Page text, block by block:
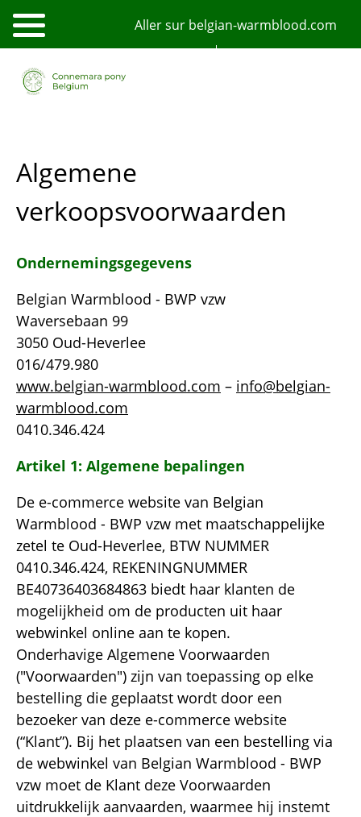
Aller
au
contenu
principal
Aller sur belgian-warmblood.com
Algemene
verkoopsvoorwaarden
Ondernemingsgegevens
Belgian Warmblood - BWP vzw
Waversebaan 99
3050 Oud-Heverlee
016/479.980
www.belgian-warmblood.com – info@belgian-
warmblood.com
0410.346.424
Artikel 1: Algemene bepalingen
De e-commerce website van Belgian
Warmblood - BWP vzw met maatschappelijke
zetel te Oud-Heverlee, BTW NUMMER
0410.346.424, REKENINGNUMMER
BE40736403684863 biedt haar klanten de
mogelijkheid om de producten uit haar
webwinkel online aan te kopen.
Onderhavige Algemene Voorwaarden
("Voorwaarden") zijn van toepassing op elke
bestelling die geplaatst wordt door een
bezoeker van deze e-commerce website
(“Klant”). Bij het plaatsen van een bestelling via
de webwinkel van Belgian Warmblood - BWP
vzw moet de Klant deze Voorwaarden
uitdrukkelijk aanvaarden, waarmee hij instemt